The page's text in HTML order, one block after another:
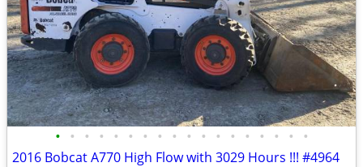
• • • • • • • • • • • • • • • • • •
2016 Bobcat A770 High Flow with 3029 Hours !!! #4964